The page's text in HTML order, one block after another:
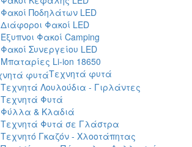
Φακοί Ποδηλάτων LED
Διάφοροι Φακοί LED
Έξυπνοι Φακοί Camping
Φακοί Συνεργείου LED
Μπαταρίες Li-ion 18650
Τεχνητά φυτά
Τεχνητά Λουλούδια - Γιρλάντες
Τεχνητά Φυτά
Φύλλα & Κλαδιά
Τεχνητά Φυτά σε Γλάστρα
Τεχνητό Γκαζόν - Χλοοτάπητας